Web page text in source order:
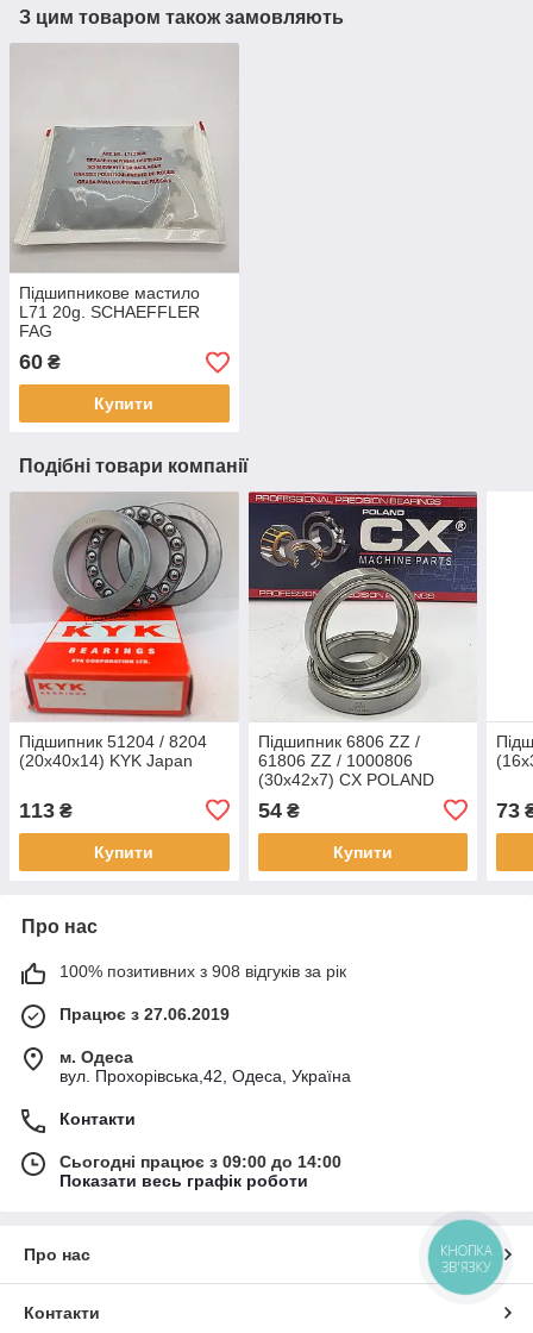
З цим товаром також замовляють
Підшипникове мастило
L71 20g. SCHAEFFLER
FAG
60 ₴
Купити
Подібні товари компанії
Підшипник 51204 / 8204
(20x40x14) KYK Japan
113 ₴
Купити
Підшипник 6806 ZZ /
61806 ZZ / 1000806
(30x42x7) CX POLAND
54₴
Купити
73
Про нас
100% позитивних з 908 відгуків за рік
Працює з 27.06.2019
м. Одеса
вул. Прохорівська,42, Одеса, Україна
Контакти
Сьогодні працює з 09:00 до 14:00
Показати весь графік роботи
Про нас
Контакти
КНОПКА
ЗВ'ЯЗКУ